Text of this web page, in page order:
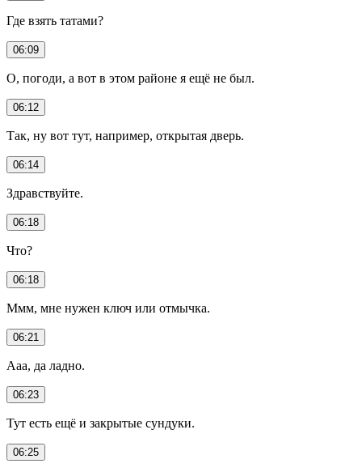
Где взять татами?
06:09
О, погоди, а вот в этом районе я ещё не был.
06:12
Так, ну вот тут, например, открытая дверь.
06:14
Здравствуйте.
06:18
Что?
06:18
Ммм, мне нужен ключ или отмычка.
06:21
Ааа, да ладно.
06:23
Тут есть ещё и закрытые сундуки.
06:25